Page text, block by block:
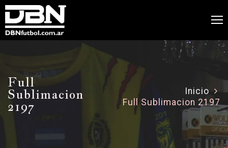
Full
Sublimacion
2197
Inicio
Full Sublimacion 2197